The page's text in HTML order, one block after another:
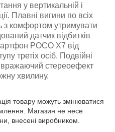
у вертикальній і
Плавні вигини по всіх
з комфортом утримувати
датчик відбитків
POCO X7 від
третіх осіб. Подвійні
вражаючий стереоефект
хвилину.
товару можуть змінюватися
Магазин не несе
внесені виробником.